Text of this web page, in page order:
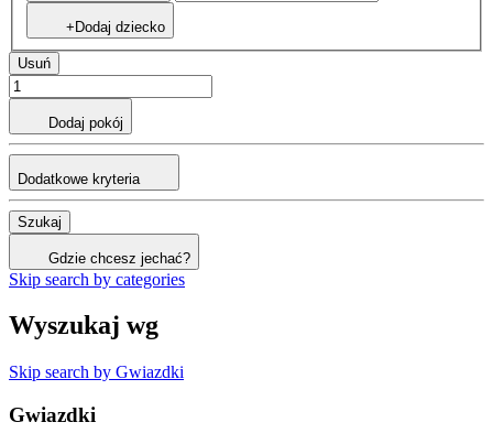
+Dodaj dziecko
Usuń
Dodaj pokój
Dodatkowe kryteria
Szukaj
Gdzie chcesz jechać?
Skip search by categories
Wyszukaj wg
Skip search by Gwiazdki
Gwiazdki